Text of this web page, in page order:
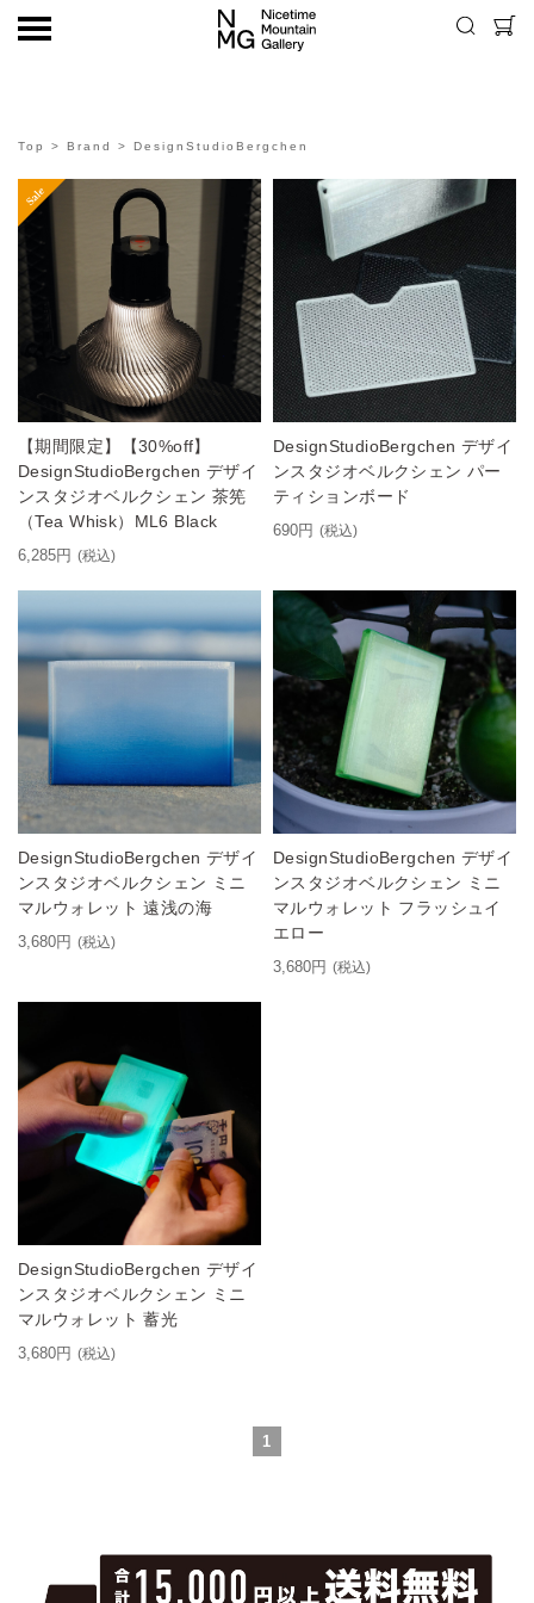
Top > Brand > DesignStudioBergchen
【期間限定】【30%off】
DesignStudioBergchen デザイ
ンスタジオベルクシェン 茶筅
（Tea Whisk）ML6 Black
6,285円 (税込)
DesignStudioBergchen デザイ
ンスタジオベルクシェン パー
ティションボード
690円 (税込)
DesignStudioBergchen デザイ
ンスタジオベルクシェン ミニ
マルウォレット 遠浅の海
3,680円 (税込)
DesignStudioBergchen デザイ
ンスタジオベルクシェン ミニ
マルウォレット フラッシュイ
エロー
3,680円 (税込)
DesignStudioBergchen デザイ
ンスタジオベルクシェン ミニ
マルウォレット 蓄光
3,680円 (税込)
1